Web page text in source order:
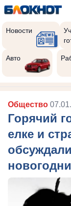
Новости
Авто
Общество
Горячий
елке и